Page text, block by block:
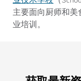
主要面向厨师和
业培训。